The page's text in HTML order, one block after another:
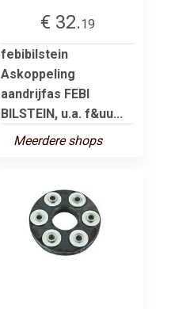
€ 32.19
febibilstein
Askoppeling
aandrijfas FEBI
BILSTEIN, u.a. f&uu...
Meerdere shops